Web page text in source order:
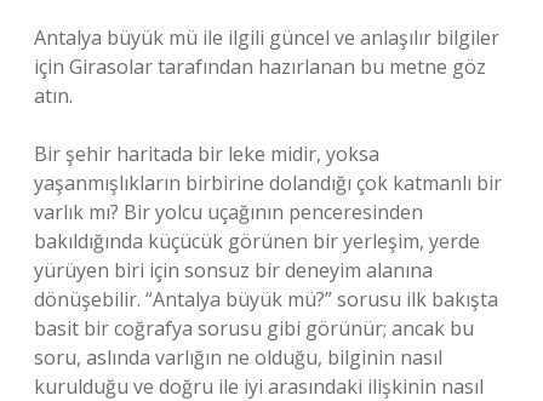
Antalya büyük mü ile ilgili güncel ve anlaşılır bilgiler
için Girasolar tarafından hazırlanan bu metne göz
atın.
Bir şehir haritada bir leke midir, yoksa
yaşanmışlıkların birbirine dolandığı çok katmanlı bir
varlık mı? Bir yolcu uçağının penceresinden
bakıldığında küçücük görünen bir yerleşim, yerde
yürüyen biri için sonsuz bir deneyim alanına
dönüşebilir. “Antalya büyük mü?” sorusu ilk bakışta
basit bir coğrafya sorusu gibi görünür; ancak bu
soru, aslında varlığın ne olduğu, bilginin nasıl
kurulduğu ve doğru ile iyi arasındaki ilişkinin nasıl